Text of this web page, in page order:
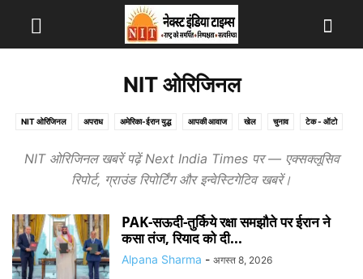
NIT ओरिजिनल
NIT ओरिजिनल अपराध अमेरिका-ईरान युद्ध आपकी आवाज खेल चुनाव टेक - ऑटो
राजनीति राज्य राशिफल लाइफस्टाइल विदेश वीडियो वुमन व्यक्ति विशेष
NIT ओरिजिनल खबरें पढ़ें Next India Times पर — एक्सक्लूसिव
रिपोर्ट, ग्राउंड रिपोर्टिंग और इन्वेस्टिगेटिव खबरें।
PAK-सऊदी-तुर्किये रक्षा समझौते पर ईरान ने
कसा तंज, रियाद को दी...
Alpana Sharma - अगस्त 8, 2026